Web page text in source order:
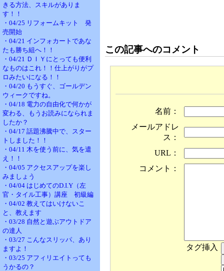
きる方法、スキルがありま
す！！
・04/25 リフォームキット 発
売開始
・04/21 インフォカートであな
たも勝ち組へ！！
・04/21 ＤＩＹにとっても便利
なものはこれ！！仕上がりがプ
ロみたいになる！！
・04/20 もうすぐ、ゴールデン
ウィークですね。
・04/18 電力の自由化で何かが
変わる、もうお読みになられま
したか？
・04/17 話題沸騰中で、スター
トしました！！
・04/11 木を使う前に、気を遣
え！！
・04/05 アクセスアップを楽し
みましょう
・04/04 はじめてのD.I.Y（左
官・タイル工事）講座 初級編
・04/02 教えてはいけないこ
と、教えます
・03/28 自然と遊ぶアウトドア
の達人
・03/27 こんなスリッパ、あり
ますよ！
・03/25 アフィリエイトっても
うかるの？
この記事へのコメント
名前：
メールアドレ
ス：
URL：
コメント：
タグ挿入